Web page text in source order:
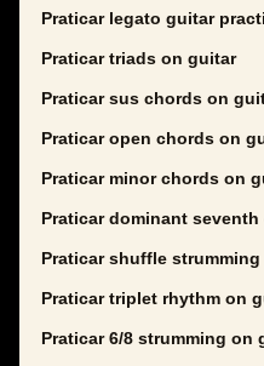
Praticar legato guitar
Praticar triads on guitar
Praticar sus chords on
Praticar open chords on
Praticar minor chords on
Praticar dominant
Praticar shuffle
Praticar triplet rhythm on
Praticar 6/8 strumming on